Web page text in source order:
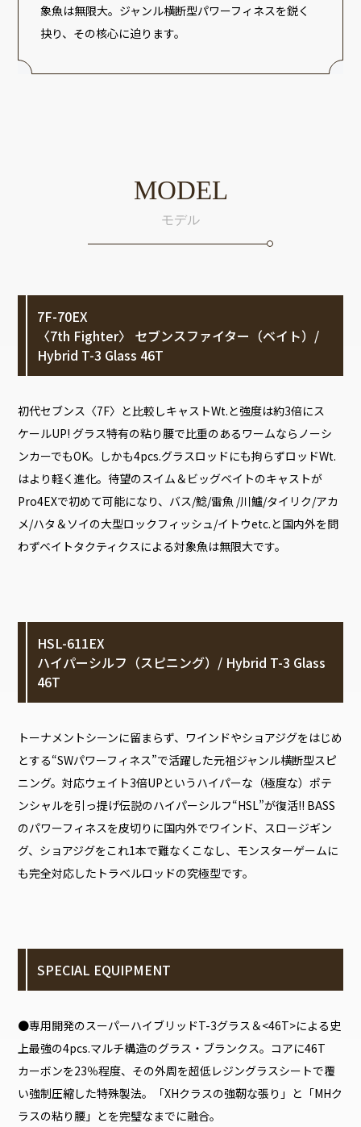
象魚は無限大。ジャンル横断型パワーフィネスを鋭く
抉り、その核心に迫ります。
MODEL
モデル
7F-70EX
〈7th Fighter〉 セブンスファイター（ベイト）/
Hybrid T-3 Glass 46T
初代セブンス〈7F〉と比較しキャストWt.と強度は約3倍にス
ケールUP! グラス特有の粘り腰で比重のあるワームならノーシ
ンカーでもOK。しかも4pcs.グラスロッドにも拘らずロッドWt.
はより軽く進化。待望のスイム＆ビッグベイトのキャストが
Pro4EXで初めて可能になり、バス/鯰/雷魚 /川鱸/タイリク/アカ
メ/ハタ＆ソイの大型ロックフィッシュ/イトウetc.と国内外を問
わずベイトタクティクスによる対象魚は無限大です。
HSL-611EX
ハイパーシルフ（スピニング）/ Hybrid T-3 Glass
46T
トーナメントシーンに留まらず、ワインドやショアジグをはじめ
とする“SWパワーフィネス”で活躍した元祖ジャンル横断型スピ
ニング。対応ウェイト3倍UPというハイパーな（極度な）ポテ
ンシャルを引っ提げ伝説のハイパーシルフ“HSL”が復活!! BASS
のパワーフィネスを皮切りに国内外でワインド、スロージギン
グ、ショアジグをこれ1本で難なくこなし、モンスターゲームに
も完全対応したトラベルロッドの究極型です。
SPECIAL EQUIPMENT
●専用開発のスーパーハイブリッドT-3グラス＆<46T>による史
上最強の4pcs.マルチ構造のグラス・ブランクス。コアに46T
カーボンを23％程度、その外周を超低レジングラスシートで覆
い強制圧縮した特殊製法。「XHクラスの強靭な張り」と「MHク
ラスの粘り腰」とを完璧なまでに融合。